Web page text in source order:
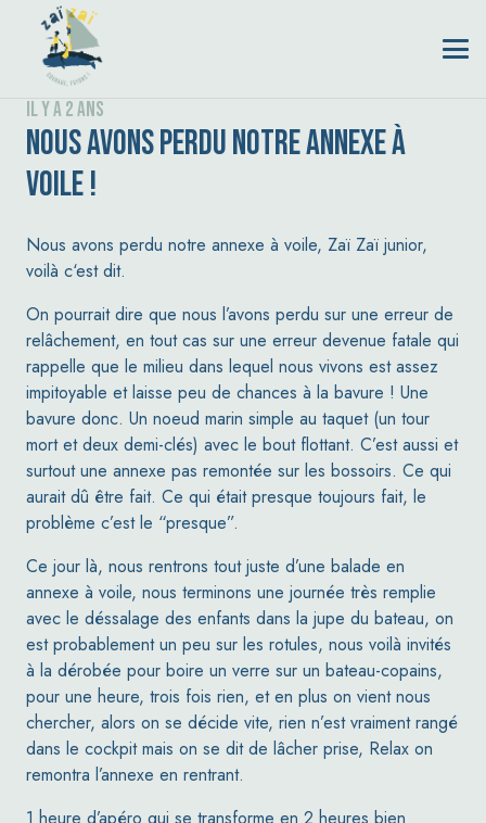
il y a 2 ans
NOUS AVONS PERDU NOTRE ANNEXE À
VOILE !
Nous avons perdu notre annexe à voile, Zaï Zaï junior,
voilà c‘est dit.
On pourrait dire que nous l’avons perdu sur une erreur de
relâchement, en tout cas sur une erreur devenue fatale qui
rappelle que le milieu dans lequel nous vivons est assez
impitoyable et laisse peu de chances à la bavure ! Une
bavure donc. Un noeud marin simple au taquet (un tour
mort et deux demi-clés) avec le bout flottant. C’est aussi et
surtout une annexe pas remontée sur les bossoirs. Ce qui
aurait dû être fait. Ce qui était presque toujours fait, le
problème c’est le “presque”.
Ce jour là, nous rentrons tout juste d’une balade en
annexe à voile, nous terminons une journée très remplie
avec le déssalage des enfants dans la jupe du bateau, on
est probablement un peu sur les rotules, nous voilà invités
à la dérobée pour boire un verre sur un bateau-copains,
pour une heure, trois fois rien, et en plus on vient nous
chercher, alors on se décide vite, rien n’est vraiment rangé
dans le cockpit mais on se dit de lâcher prise, Relax on
remontra l’annexe en rentrant.